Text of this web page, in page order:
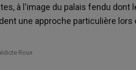
à l'image du palais fendu
une approche particulière
Roux